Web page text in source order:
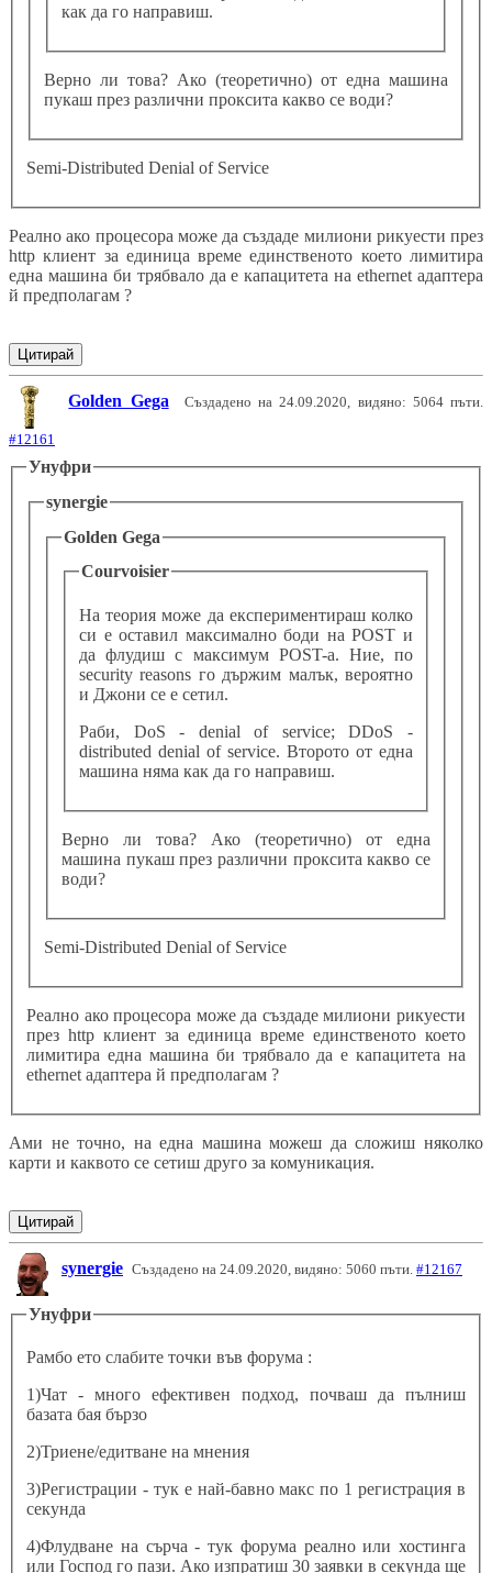
как да го направиш.
Верно ли това? Ако (теоретично) от една машина
пукаш през различни проксита какво се води?
Semi-Distributed Denial of Service
Реално ако процесора може да създаде милиони рикуести през
http клиент за единица време единственото което лимитира
една машина би трябвало да е капацитета на ethernet адаптера
й предполагам ?
Цитирай
Golden Gega Създадено на 24.09.2020, видяно: 5064 пъти.
#12161
Унуфри
synergie
Golden Gega
Courvoisier
На теория може да експериментираш колко
си е оставил максимално боди на POST и
да флудиш с максимум POST-а. Ние, по
security reasons го държим малък, вероятно
и Джони се е сетил.
Раби, DoS - denial of service; DDoS -
distributed denial of service. Второто от една
машина няма как да го направиш.
Верно ли това? Ако (теоретично) от една
машина пукаш през различни проксита какво се
води?
Semi-Distributed Denial of Service
Реално ако процесора може да създаде милиони рикуести
през http клиент за единица време единственото което
лимитира една машина би трябвало да е капацитета на
ethernet адаптера й предполагам ?
Ами не точно, на една машина можеш да сложиш няколко
карти и каквото се сетиш друго за комуникация.
Цитирай
synergie Създадено на 24.09.2020, видяно: 5060 пъти. #12167
Унуфри
Рамбо ето слабите точки във форума :
1)Чат - много ефективен подход, почваш да пълниш
базата бая бързо
2)Триене/едитване на мнения
3)Регистрации - тук е най-бавно макс по 1 регистрация в
секунда
4)Флудване на сърча - тук форума реално или хостинга
или Господ го пази. Ако изпратиш 30 заявки в секунда ще